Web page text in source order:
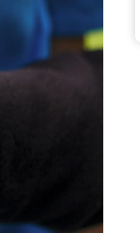
Le smartphone nuit-il à
l'apprentissage de la